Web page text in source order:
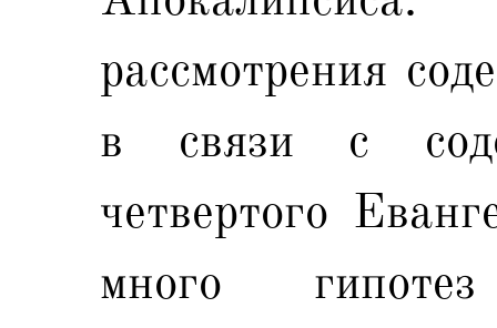
рассмотрения
в связи с
четвертого
много